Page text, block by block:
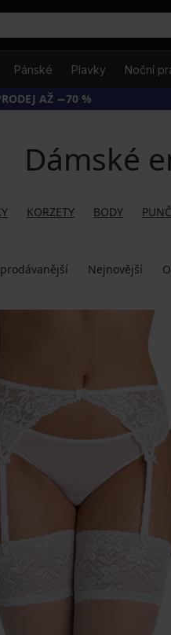
Pánské Plavky Noční
AŽ −70 %
Dámské
KORZETY BODY
Nejnovější